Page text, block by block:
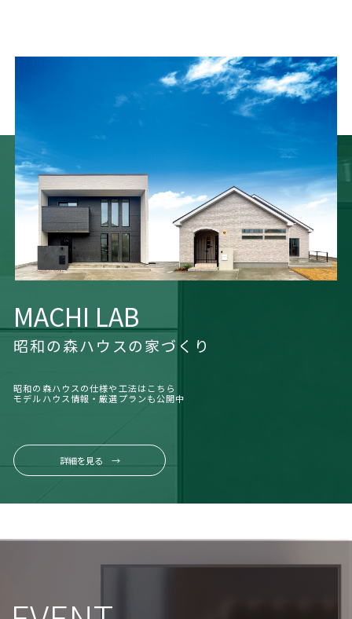
MACHI LAB
昭和の森ハウスの家づくり
昭和の森ハウスの仕様や工法はこちら
モデルハウス情報・厳選プランも公開中
詳細を見る →